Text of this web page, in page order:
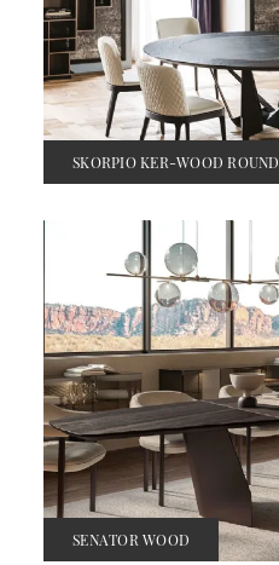
SKORPIO KER-WOOD ROUND
SENATOR WOOD